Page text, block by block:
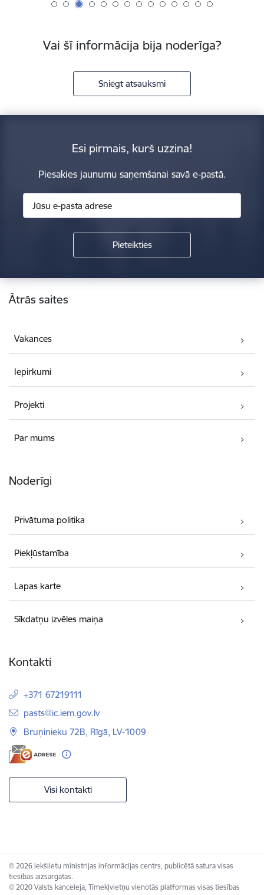
Vai šī informācija bija noderīga?
Sniegt atsauksmi
Esi pirmais, kurš uzzina!
Piesakies jaunumu saņemšanai savā e-pastā.
Kājene
Ātrās saites
Vakances
Iepirkumi
Projekti
Par mums
Noderīgi
Privātuma politika
Piekļūstamība
Lapas karte
Sīkdatņu izvēles maiņa
Kontakti
+371 67219111
E-pasts:
pasts@ic.iem.gov.lv
Bruņinieku 72B, Rīgā, LV-1009
Visi kontakti
© 2026 Iekšlietu ministrijas informācijas centrs, publicētā satura visas
tiesības aizsargātas.
© 2020 Valsts kanceleja, Tīmekļvietņu vienotās platformas visas tiesības